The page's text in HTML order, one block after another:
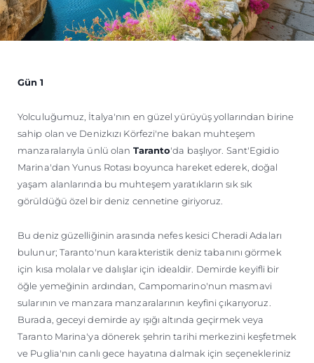
Gün 1
Yolculuğumuz, İtalya'nın en güzel yürüyüş yollarından birine
sahip olan ve Denizkızı Körfezi'ne bakan muhteşem
manzaralarıyla ünlü olan Taranto'da başlıyor. Sant'Egidio
Marina'dan Yunus Rotası boyunca hareket ederek, doğal
yaşam alanlarında bu muhteşem yaratıkların sık sık
görüldüğü özel bir deniz cennetine giriyoruz.
Bu deniz güzelliğinin arasında nefes kesici Cheradi Adaları
bulunur; Taranto'nun karakteristik deniz tabanını görmek
için kısa molalar ve dalışlar için idealdir. Demirde keyifli bir
öğle yemeğinin ardından, Campomarino'nun masmavi
sularının ve manzara manzaralarının keyfini çıkarıyoruz.
Burada, geceyi demirde ay ışığı altında geçirmek veya
Taranto Marina'ya dönerek şehrin tarihi merkezini keşfetmek
ve Puglia'nın canlı gece hayatına dalmak için seçenekleriniz